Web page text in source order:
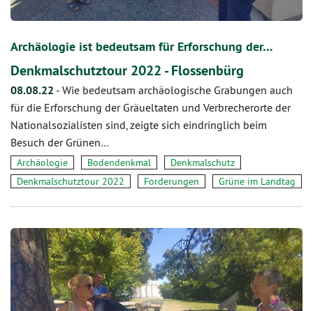
Archäologie ist bedeutsam für Erforschung der…
Denkmalschutztour 2022 - Flossenbürg
08.08.22 - Wie bedeutsam archäologische Grabungen auch
für die Erforschung der Gräueltaten und Verbrecherorte der
Nationalsozialisten sind, zeigte sich eindringlich beim
Besuch der Grünen…
Archäologie Bodendenkmal
Denkmalschutz
Denkmalschutztour 2022
Forderungen Grüne im Landtag